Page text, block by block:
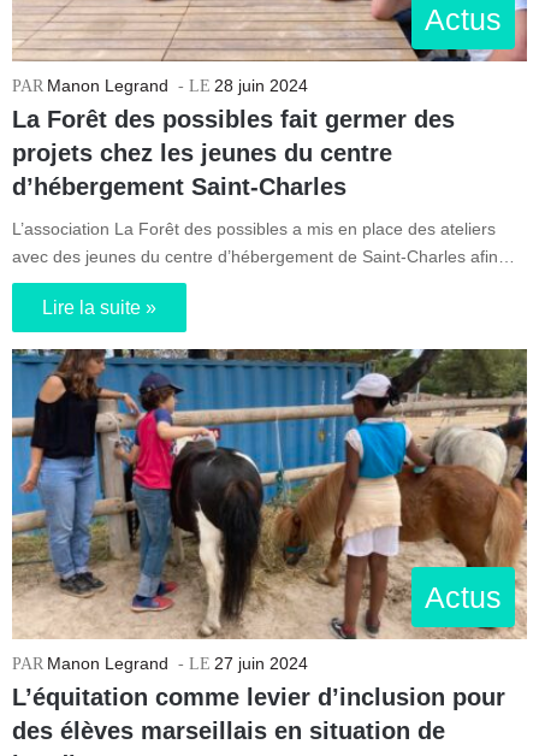
Actus
Manon Legrand 28 juin 2024
La Forêt des possibles fait germer des
projets chez les jeunes du centre
d’hébergement Saint-Charles
L’association La Forêt des possibles a mis en place des ateliers
avec des jeunes du centre d’hébergement de Saint-Charles afin…
Lire la suite »
Actus
Manon Legrand 27 juin 2024
L’équitation comme levier d’inclusion pour
des élèves marseillais en situation de